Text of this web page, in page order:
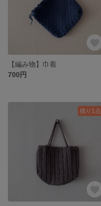
【編み物】巾着
700円
残り1点